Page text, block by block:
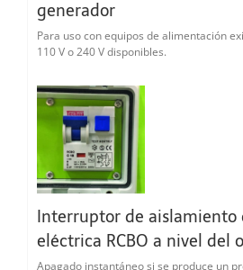
generador
Para uso con equipos de alimentación
110 V o 240 V disponibles.
Interruptor de aislamiento
eléctrica RCBO a nivel del
Apagado instantáneo si se produce un